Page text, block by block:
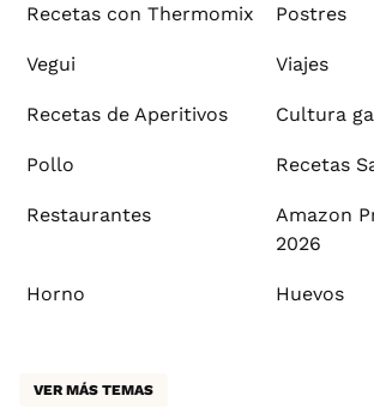
Recetas con Thermomix Postres
Vegui Viajes
Recetas de Aperitivos Cultura
Pollo Recetas
Restaurantes
Amazon
2026
Horno Huevos
VER MÁS TEMAS